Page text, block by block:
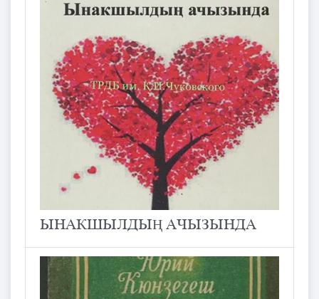
ЫНАКШЫЛДЫҢ АЧЫЗЫНДА